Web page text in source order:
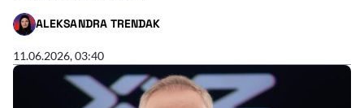
ALEKSANDRA TRENDAK
- AUTOR ARTYKUŁU - PROFIL
11.06.2026, 03:40